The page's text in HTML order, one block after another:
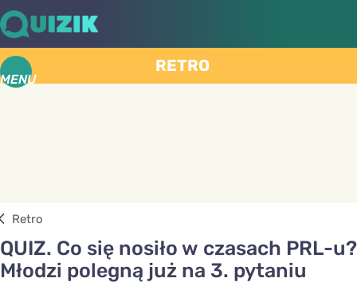
MENU
RETRO
Retro
QUIZ. Co się nosiło w czasach PRL-u?
Młodzi polegną już na 3. pytaniu